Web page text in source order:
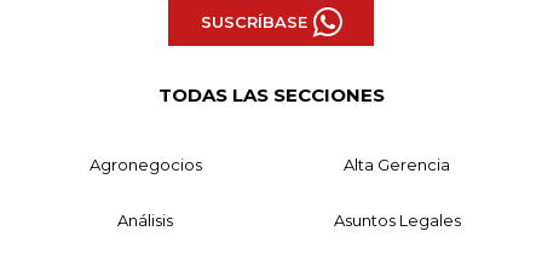
SUSCRÍBASE
TODAS LAS SECCIONES
Agronegocios Alta Gerencia
Análisis Asuntos Legales